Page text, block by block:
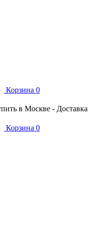
Корзина 0
в Москве - Доставка
Корзина 0